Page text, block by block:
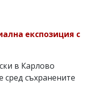
експозиция с
в Карлово
сред съхранените